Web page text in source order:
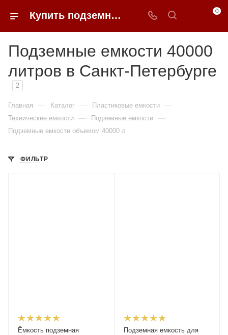
Купить подземные емкости 40000 литров в Санкт-Петербурге 0
Подземные емкости 40000
литров в Санкт-Петербурге
2
Главная — Каталог — Пластиковые емкости —
Технические емкости — Подземные емкости —
Подземные емкости объемом 40000 л
ФИЛЬТР
Ёмкость подземная
Подземная емкость для